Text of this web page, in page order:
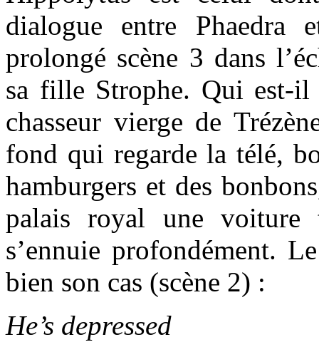
dialogue entre Phaedra
prolongé scène 3 dans
sa fille Strophe. Qui est-il
chasseur vierge de
fond qui regarde la télé,
hamburgers et des
palais royal une voiture
s’ennuie profondément.
bien son cas (scène 2) :
He’s depressed